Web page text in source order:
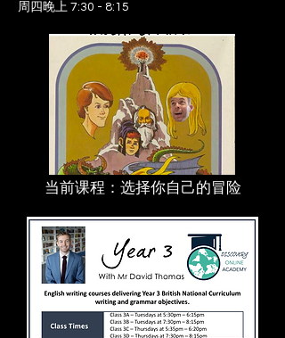
周四晚上 7:30 - 8:15
当前课程：选择你自己的冒险